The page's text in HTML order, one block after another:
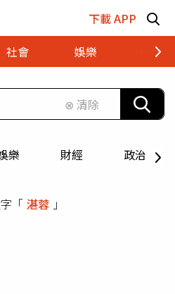
下載 APP
社會 娛樂 財經
⊗ 清除
樂 財經 政治
「 湛蓉 」